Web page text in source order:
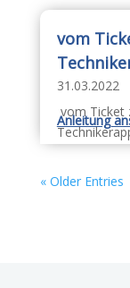
vom
31.03.2022
vom Ticket
Anleitung
« Older Entries